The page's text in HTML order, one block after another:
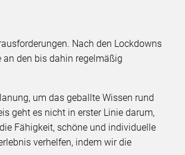
Nach den Lockdowns
den bis dahin regelmäßig
um das geballte Wissen rund
geht es nicht in erster Linie darum,
Fähigkeit, schöne und individuelle
verhelfen, indem wir die